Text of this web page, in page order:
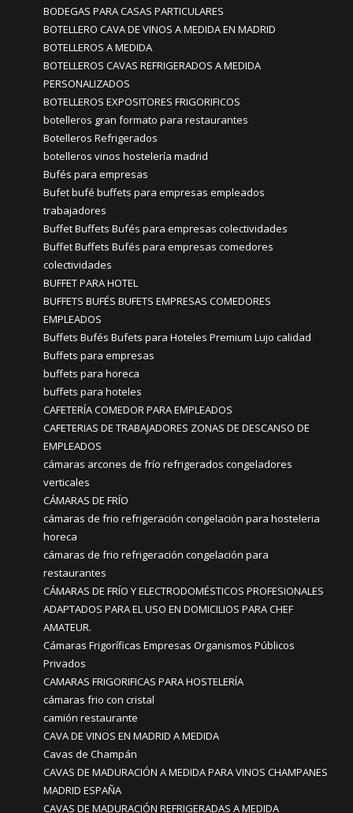
BODEGAS PARA CASAS PARTICULARES
BOTELLERO CAVA DE VINOS A MEDIDA EN MADRID
BOTELLEROS A MEDIDA
BOTELLEROS CAVAS REFRIGERADOS A MEDIDA
PERSONALIZADOS
BOTELLEROS EXPOSITORES FRIGORIFICOS
botelleros gran formato para restaurantes
Botelleros Refrigerados
botelleros vinos hostelería madrid
Bufés para empresas
Bufet bufé buffets para empresas empleados
trabajadores
Buffet Buffets Bufés para empresas colectividades
Buffet Buffets Bufés para empresas comedores
colectividades
BUFFET PARA HOTEL
BUFFETS BUFÉS BUFETS EMPRESAS COMEDORES
EMPLEADOS
Buffets Bufés Bufets para Hoteles Premium Lujo calidad
Buffets para empresas
buffets para horeca
buffets para hoteles
CAFETERÍA COMEDOR PARA EMPLEADOS
CAFETERIAS DE TRABAJADORES ZONAS DE DESCANSO DE
EMPLEADOS
cámaras arcones de frío refrigerados congeladores
verticales
CÁMARAS DE FRÍO
cámaras de frio refrigeración congelación para hosteleria
horeca
cámaras de frio refrigeración congelación para
restaurantes
CÁMARAS DE FRÍO Y ELECTRODOMÉSTICOS PROFESIONALES
ADAPTADOS PARA EL USO EN DOMICILIOS PARA CHEF
AMATEUR.
Cámaras Frigoríficas Empresas Organismos Públicos
Privados
CAMARAS FRIGORIFICAS PARA HOSTELERÍA
cámaras frio con cristal
camión restaurante
CAVA DE VINOS EN MADRID A MEDIDA
Cavas de Champán
CAVAS DE MADURACIÓN A MEDIDA PARA VINOS CHAMPANES
MADRID ESPAÑA
CAVAS DE MADURACIÓN REFRIGERADAS A MEDIDA